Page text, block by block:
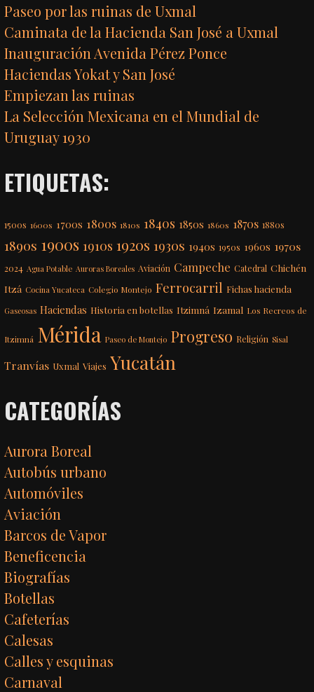
Paseo por las ruinas de Uxmal
Caminata de la Hacienda San José a Uxmal
Inauguración Avenida Pérez Ponce
Haciendas Yokat y San José
Empiezan las ruinas
La Selección Mexicana en el Mundial de
Uruguay 1930
ETIQUETAS:
1500s 1600s 1700s 1800s 1810s 1840s 1850s 1860s 1870s 1880s
1890s 1900s 1910s 1920s 1930s 1940s 1950s 1960s 1970s
2024 Agua Potable Auroras Boreales Aviación Campeche Catedral Chichén
Itzá Cocina Yucateca Colegio Montejo Ferrocarril Fichas hacienda
Gaseosas Haciendas Historia en botellas Itzimná Izamal Los Recreos de
Itzimná Mérida Paseo de Montejo Progreso Religión Sisal
Tranvías Uxmal Viajes Yucatán
CATEGORÍAS
Aurora Boreal
Autobús urbano
Automóviles
Aviación
Barcos de Vapor
Beneficencia
Biografías
Botellas
Cafeterías
Calesas
Calles y esquinas
Carnaval